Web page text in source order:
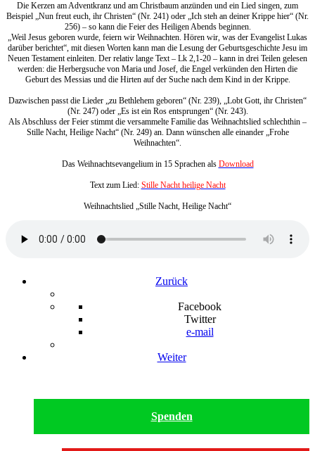
Die Kerzen am Adventkranz und am Christbaum anzünden und ein Lied singen, zum
Beispiel „Nun freut euch, ihr Christen“ (Nr. 241) oder „Ich steh an deiner Krippe hier“ (Nr.
256) – so kann die Feier des Heiligen Abends beginnen.
„Weil Jesus geboren wurde, feiern wir Weihnachten. Hören wir, was der Evangelist Lukas
darüber berichtet“, mit diesen Worten kann man die Lesung der Geburtsgeschichte Jesu im
Neuen Testament einleiten. Der relativ lange Text – Lk 2,1-20 – kann in drei Teilen gelesen
werden: die Herbergsuche von Maria und Josef, die Engel verkünden den Hirten die
Geburt des Messias und die Hirten auf der Suche nach dem Kind in der Krippe.
Dazwischen passt die Lieder „zu Bethlehem geboren“ (Nr. 239), „Lobt Gott, ihr Christen“
(Nr. 247) oder „Es ist ein Ros entsprungen“ (Nr. 243).
Als Abschluss der Feier stimmt die versammelte Familie das Weihnachtslied schlechthin –
Stille Nacht, Heilige Nacht“ (Nr. 249) an. Dann wünschen alle einander „Frohe
Weihnachten“.
Das Weihnachtsevangelium in 15 Sprachen als Download
Text zum Lied: Stille Nacht heilige Nacht
Weihnachtslied „Stille Nacht, Heilige Nacht“
Zurück
Facebook
Twitter
e-mail
Weiter
Spenden